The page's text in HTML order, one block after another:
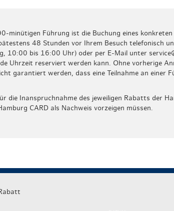
minütigen Führung ist die Buchung eines
48 Stunden vor Ihrem Besuch telefonisch
bis 16:00 Uhr) oder per E-Mail unter
Uhrzeit reserviert werden kann. Ohne vorherige
garantiert werden, dass eine Teilnahme an einer
die Inanspruchnahme des jeweiligen Rabatts der
CARD als Nachweis vorzeigen müssen.